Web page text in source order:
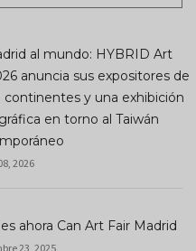
al mundo: HYBRID Art
anuncia sus expositores de
continentes y una exhibición
en torno al Taiwán
2026
ahora Can Art Fair Madrid
23, 2025